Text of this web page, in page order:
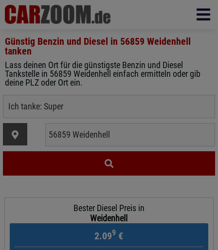
Günstig Benzin und Diesel in 56859 Weidenhell
tanken
Lass deinen Ort für die günstigste Benzin und Diesel
Tankstelle in 56859 Weidenhell einfach ermitteln oder gib
deine PLZ oder Ort ein.
Bester Diesel Preis in
Weidenhell
2.099 €